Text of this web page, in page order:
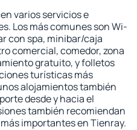
varios servicios e
Los más comunes son Wi-
con spa, minibar/caja
comercial, comedor, zona
gratuito, y folletos
turísticas más
alojamientos también
desde y hacia el
también recomiendan
importantes en Tienray.